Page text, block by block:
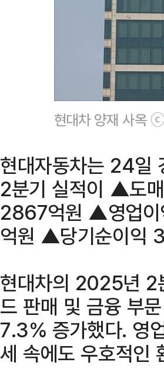
현대차 양재 사옥
현대자동차는 24일
2분기 실적이 ▲도
2867억원 ▲영업
억원 ▲당기순이익
현대차의 2025년 2
드 판매 및 금융 부
7.3% 증가했다. 영
세 속에도 우호적인